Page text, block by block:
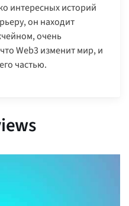
интересных историй
он находит
очень
Web3 изменит мир, и
частью.